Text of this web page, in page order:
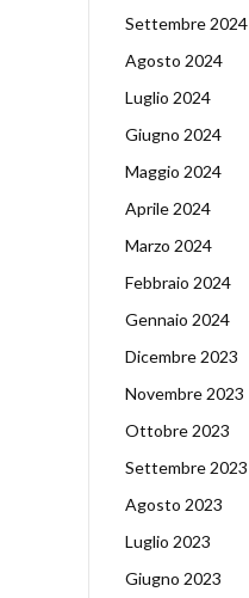
Settembre 2024
Agosto 2024
Luglio 2024
Giugno 2024
Maggio 2024
Aprile 2024
Marzo 2024
Febbraio 2024
Gennaio 2024
Dicembre 2023
Novembre 2023
Ottobre 2023
Settembre 2023
Agosto 2023
Luglio 2023
Giugno 2023